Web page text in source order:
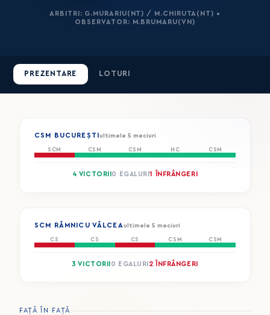
ARBITRI: G.MURARIU(NT) / M.CHIRUTA(NT) •
OBSERVATOR: M.BRUMARU(VN)
PREZENTARE LOTURI
CSM BUCUREȘTI ultimele 5 meciuri
SCM CSM CSM HC CSM
4 VICTORII 0 EGALURI1 ÎNFRÂNGERI
SCM RÂMNICU VÂLCEA ultimele 5 meciuri
CS CS CS CSM CSM
3 VICTORII 0 EGALURI 2 ÎNFRÂNGERI
FAȚĂ ÎN FAȚĂ